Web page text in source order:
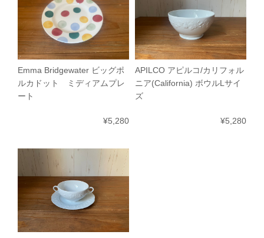
Emma Bridgewater ビッグポ
ルカドット ミディアムプレ
ート
¥5,280
APILCO アピルコ/カリフォル
ニア(California) ボウルLサイ
ズ
¥5,280